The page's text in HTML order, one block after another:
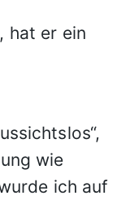
wie
ich auf